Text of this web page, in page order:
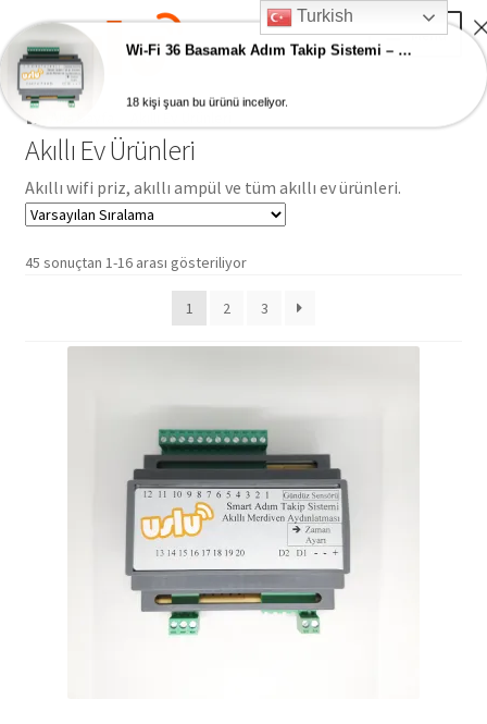
Skip
to
navigation
Skip
to
content
Menu
Ana Sayfa
AKILLI EV ÜRÜNLERİ
Adım Takip Sistemi
Akıllı Ev Ürünleri
Akıllı wifi priz, akıllı ampül ve tüm akıllı ev ürünleri.
45 sonuçtan 1-16 arası gösteriliyor
1 2 3
Turkish
Wi-Fi 36 Basamak Adım Takip Sistemi – Akıllı Ev Merdiven Ledleri
18 kişi şuan bu ürünü inceliyor.